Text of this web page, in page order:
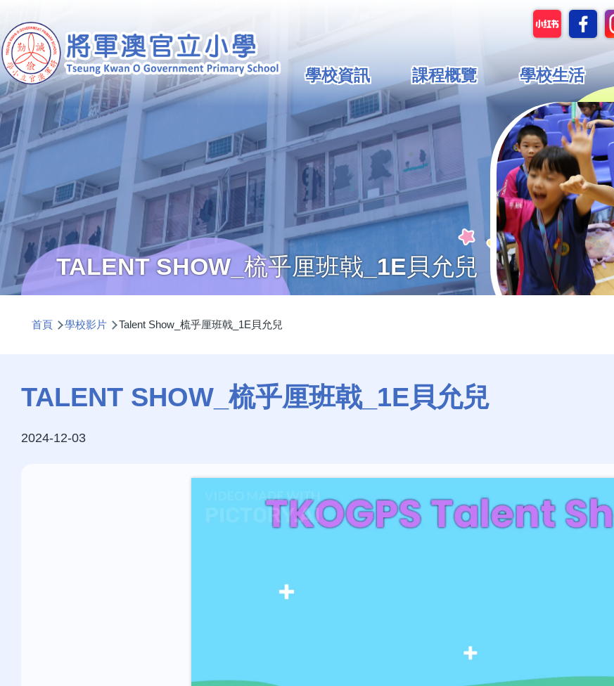
Main
navigation
學校資訊 課程概覽 學校生活
TALENT SHOW_梳乎厘班戟_1E貝允兒
航
結
首頁 學校影片 Talent Show_梳乎厘班戟_1E貝允兒
TALENT SHOW_梳乎厘班戟_1E貝允兒
2024-12-03